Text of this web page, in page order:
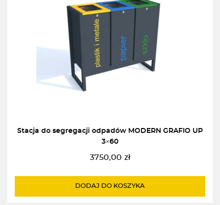
Stacja do segregacji odpadów MODERN GRAFIO UP
3×60
3750,00 zł
DODAJ DO KOSZYKA